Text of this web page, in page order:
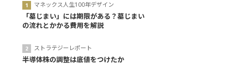
マネックス人生100年デザイン
「墓じまい」には期限がある？墓じまい
の流れとかかる費用を解説
ストラテジーレポート
半導体株の調整は底値をつけたか